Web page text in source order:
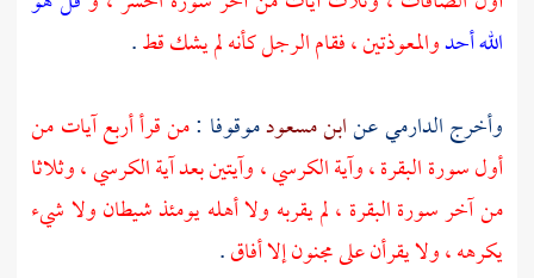
الله أحدوالمعوذتين ، فقام الرجل كأنه لم يشك قط.
وأخرجالدارميعنابن مسعودموقوفا :من قرأ أربع آيات من
أول سورة البقرة ، وآية الكرسي ، وآيتين بعد آية الكرسي ، وثلاثا
من آخر سورة البقرة ، لم يقربه ولا أهله يومئذ شيطان ولا شيء
يكرهه ، ولا يقرأن على مجنون إلا أفاق.